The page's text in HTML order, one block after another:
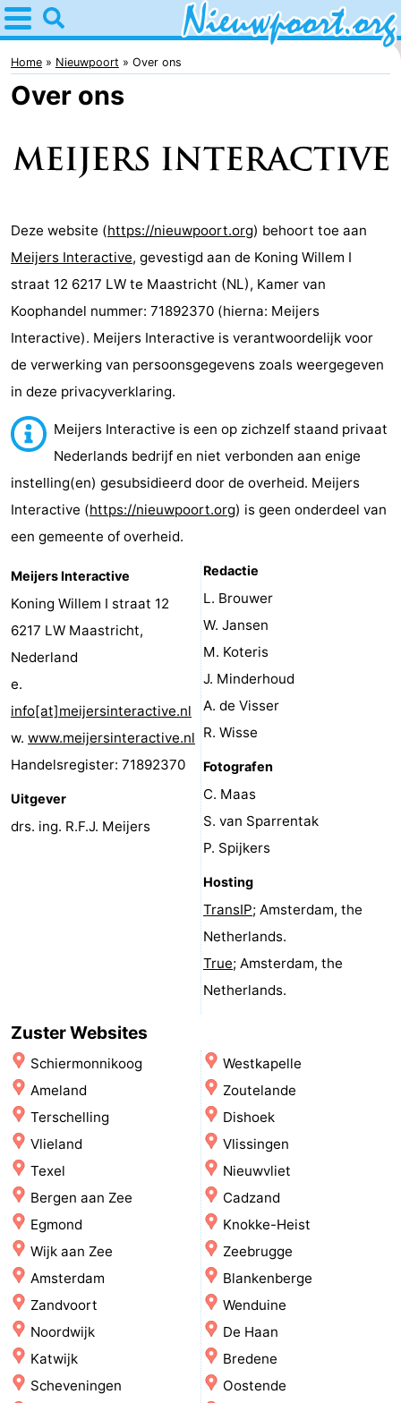
Home
Nieuwpoort
Tips
Overnachten
Appartementen
-
Holiday
Suites
Nieuwpoort
-
Holiday
Suites
Westende
Bed
(&
breakfasts)
Campings
Hotels
Vakantiehuizen
-
Nieuwpoort
-
Oostduinkerke
aan
zee
-
Westende
Last
minutes
Strand
Zien
&
Bezienswaardigheden
Musea
-
Speeltuinen
-
Binnenspeeltuinen
-
Minigolfbanen
Wellness
centra
Dorpen
&
Steden
Natuur
Sporten
-
Zwembaden
-
Fietsen
-
Wandelen
-
Home Nieuwpoort Over ons
Over ons
Deze website (https://nieuwpoort.org) behoort toe aan
Meijers Interactive, gevestigd aan de Koning Willem I
straat 12 6217 LW te Maastricht (NL), Kamer van
Koophandel nummer: 71892370 (hierna: Meijers
Interactive). Meijers Interactive is verantwoordelijk voor
de verwerking van persoonsgegevens zoals weergegeven
in deze privacyverklaring.
Meijers Interactive is een op zichzelf staand privaat
Nederlands bedrijf en niet verbonden aan enige
instelling(en) gesubsidieerd door de overheid. Meijers
Interactive (https://nieuwpoort.org) is geen onderdeel van
een gemeente of overheid.
Meijers Interactive
Koning Willem I straat 12
6217 LW Maastricht,
Nederland
e.
info[at]meijersinteractive.nl
w. www.meijersinteractive.nl
Handelsregister: 71892370
Uitgever
drs. ing. R.F.J. Meijers
Redactie
L. Brouwer
W. Jansen
M. Koteris
J. Minderhoud
A. de Visser
R. Wisse
Fotografen
C. Maas
S. van Sparrentak
P. Spijkers
Hosting
TransIP; Amsterdam, the
Netherlands.
True; Amsterdam, the
Netherlands.
Zuster Websites
Schiermonnikoog
Ameland
Terschelling
Vlieland
Texel
Bergen aan Zee
Egmond
Wijk aan Zee
Amsterdam
Zandvoort
Noordwijk
Katwijk
Scheveningen
Westkapelle
Zoutelande
Dishoek
Vlissingen
Nieuwvliet
Cadzand
Knokke-Heist
Zeebrugge
Blankenberge
Wenduine
De Haan
Bredene
Oostende